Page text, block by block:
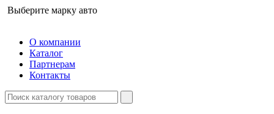
Выберите марку авто
О компании
Каталог
Партнерам
Контакты